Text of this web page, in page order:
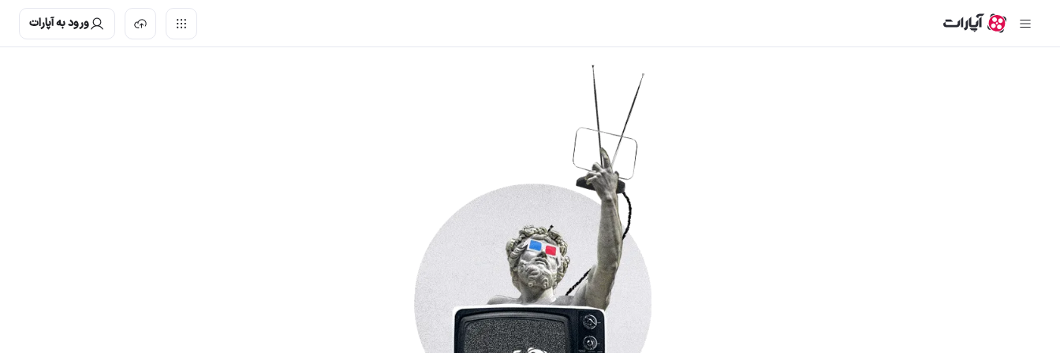
ورود به آپارات